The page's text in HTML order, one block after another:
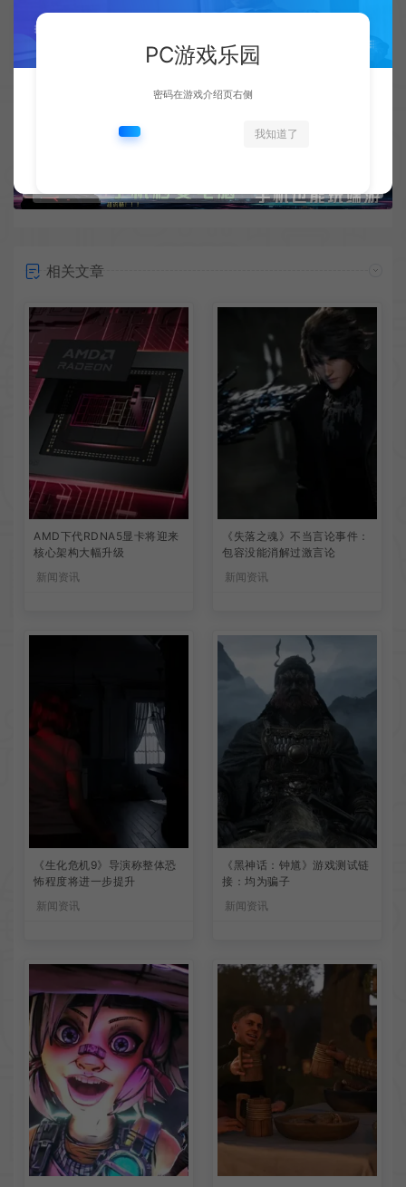
《马车8》登顶 日媒发布游戏业界人士最爱游戏排行
相关文章
AMD下代RDNA5显卡将迎来
核心架构大幅升级
新闻资讯
《失落之魂》不当言论事件：
包容没能消解过激言论
新闻资讯
《生化危机9》导演称整体恐
怖程度将进一步提升
新闻资讯
《黑神话：钟馗》游戏测试链
接：均为骗子
新闻资讯
PC游戏乐园
密码在游戏介绍页右侧
我知道了